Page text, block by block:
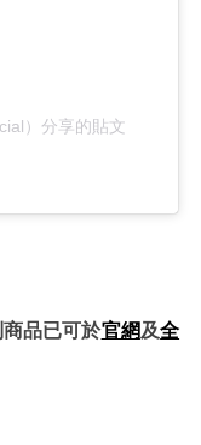
）分享的貼文
品已可於官網及全